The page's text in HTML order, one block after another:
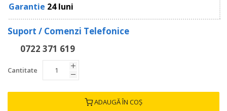
Garantie 24 luni
Suport / Comenzi Telefonice
0722 371 619
Cantitate
ADAUGĂ ÎN COȘ